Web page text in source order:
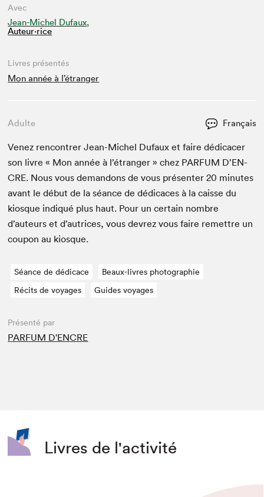
Avec
Jean-Michel Dufaux,
Auteur·rice
Livres présentés
Mon année à l’étranger
Adulte Français
Venez ren­con­tr­er Jean-Michel Dufaux et faire dédi­cac­er
son livre « Mon année à l’étranger » chez PAR­FUM D’EN­
CRE. Nous vous deman­dons de vous présen­ter20 min­utes
avant le début de la séance de dédi­caces à la caisse du
kiosque indiqué plus haut. Pour un cer­tain nom­bre
d’auteurs et d’autrices, vous devrez vous faire remet­tre un
coupon au kiosque.
Séance de dédicace
Beaux-livres photographie
Récits de voyages
Guides voyages
Présenté par
PARFUM D'ENCRE
Livres de l'activité